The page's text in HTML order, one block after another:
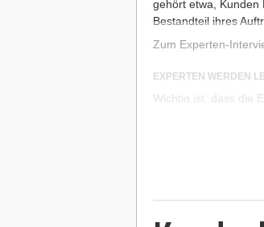
gehört etwa, Kunden
Bestandteil ihres
Zum Experten-
EXPERTEN WERDEN
Wichtig ist, dass die